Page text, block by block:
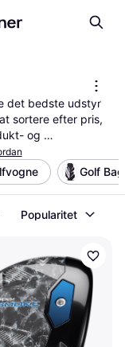
det bedste udstyr
sortere efter pris,
og
passer til dine
få indsigt i andres
et stort udvalg af
beslutning. Uanset
udstyr, gør vi
Golf
Popularitet